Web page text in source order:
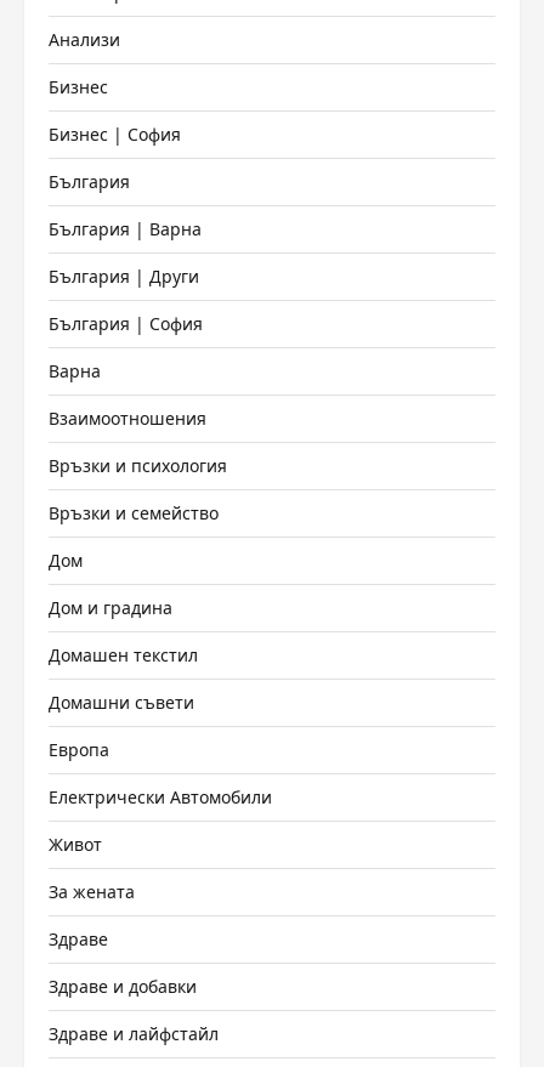
Анализи
Бизнес
Бизнес | София
България
България | Варна
България | Други
България | София
Варна
Взаимоотношения
Връзки и психология
Връзки и семейство
Дом
Дом и градина
Домашен текстил
Домашни съвети
Европа
Електрически Автомобили
Живот
За жената
Здраве
Здраве и добавки
Здраве и лайфстайл